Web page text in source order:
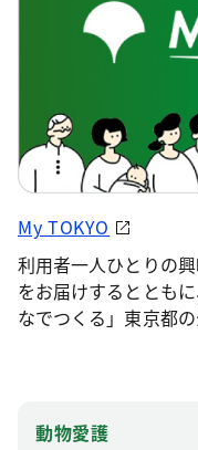
My TOKYO
利用者一人ひとりの
をお届けするととも
なでつくる」東京都
動物愛護